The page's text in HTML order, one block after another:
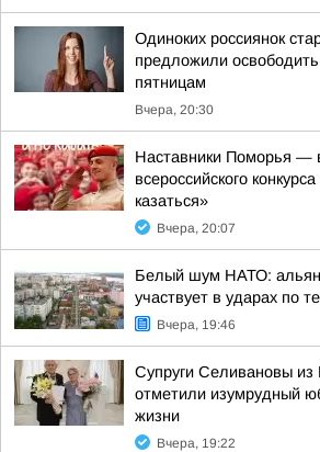
Одиноких россиянок
предложили
пятницам
Вчера, 20:30
Наставники Поморья —
всероссийского
казаться»
Вчера, 20:07
Белый шум НАТО:
участвует в ударах по
Вчера, 19:46
Супруги Селивановы из
отметили изумрудный
жизни
Вчера, 19:22